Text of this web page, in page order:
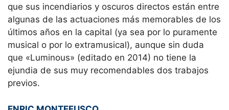
que sus incendiarios y oscuros directos están entre
algunas de las actuaciones más memorables de los
últimos años en la capital (ya sea por lo puramente
musical o por lo extramusical), aunque sin duda
que «Luminous» (editado en 2014) no tiene la
ejundia de sus muy recomendables dos trabajos
previos.